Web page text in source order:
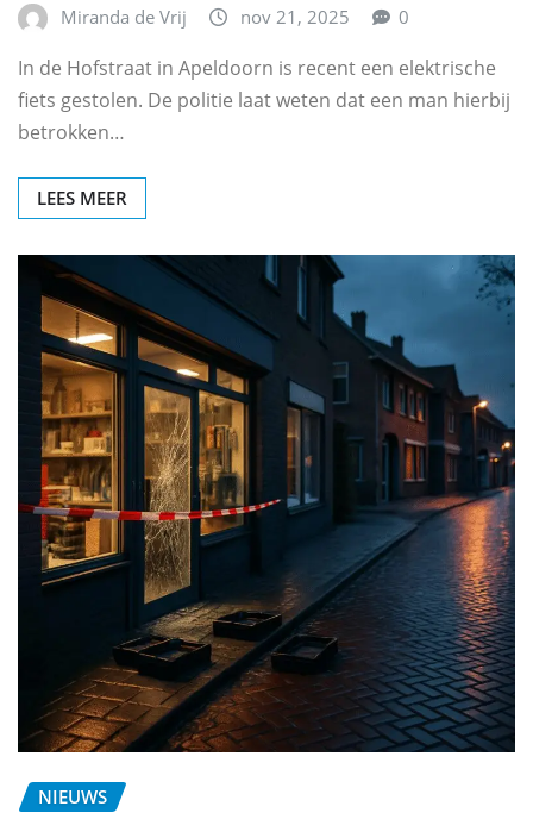
Miranda de Vrij nov 21, 2025 0
In de Hofstraat in Apeldoorn is recent een elektrische
fiets gestolen. De politie laat weten dat een man hierbij
betrokken…
LEES MEER
NIEUWS